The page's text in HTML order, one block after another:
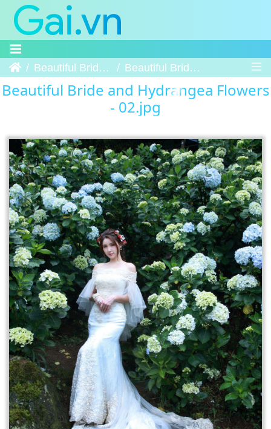
Trang chủBeautiful Bride and Hydrangea Flowers Beautiful Bride and Hydrangea Flowers - 02
Beautiful Bride and Hydrangea Flowers
- 02.jpg